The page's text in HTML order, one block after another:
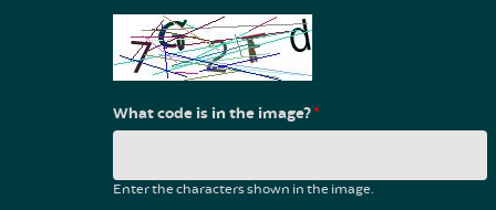
What code is in the image?*
Enter the characters shown in the image.